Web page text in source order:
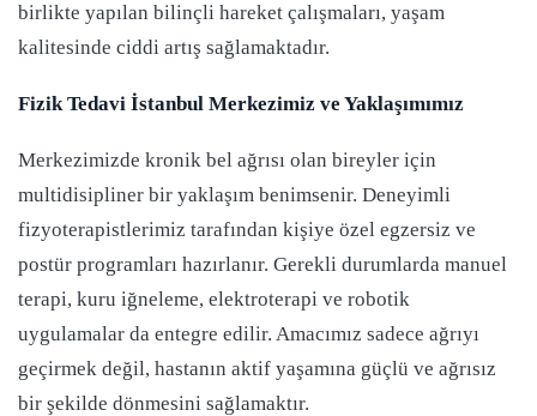
birlikte yapılan bilinçli hareket çalışmaları, yaşam
kalitesinde ciddi artış sağlamaktadır.
Fizik Tedavi İstanbul Merkezimiz ve Yaklaşımımız
Merkezimizde kronik bel ağrısı olan bireyler için
multidisipliner bir yaklaşım benimsenir. Deneyimli
fizyoterapistlerimiz tarafından kişiye özel egzersiz ve
postür programları hazırlanır. Gerekli durumlarda manuel
terapi, kuru iğneleme, elektroterapi ve robotik
uygulamalar da entegre edilir. Amacımız sadece ağrıyı
geçirmek değil, hastanın aktif yaşamına güçlü ve ağrısız
bir şekilde dönmesini sağlamaktır.